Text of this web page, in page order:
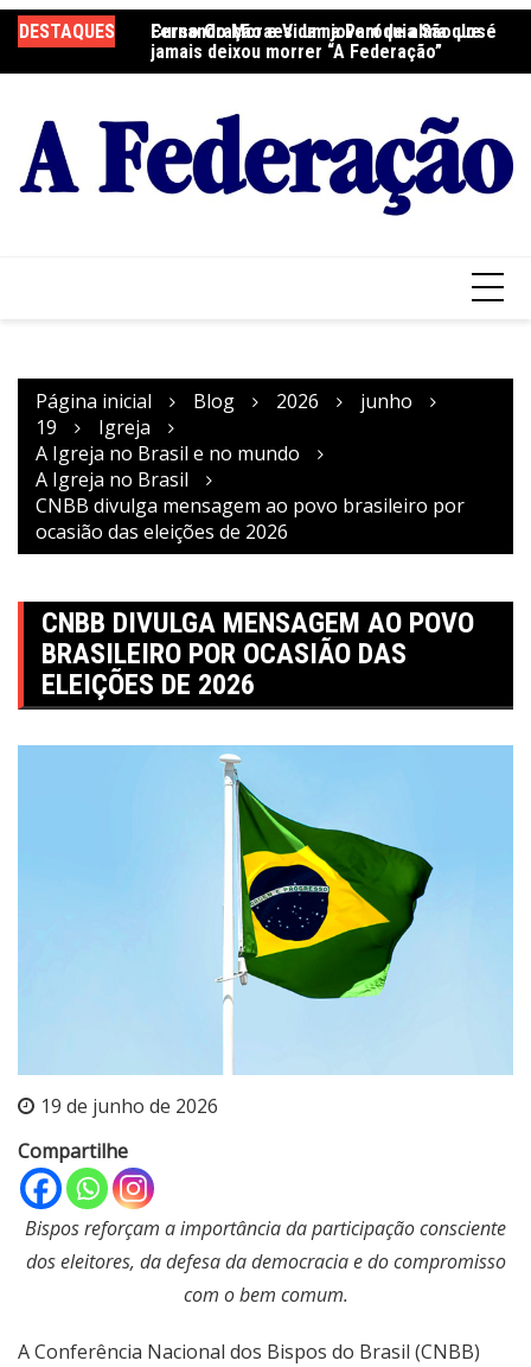
para
o
DESTAQUES
Fernando Moraes: um jovem de alma que
jamais deixou morrer “A Federação”
Curso Oração e Vida na Paróquia São José
Página inicial Blog 2026
junho
19
Igreja
A Igreja no Brasil e no mundo
A Igreja no Brasil
CNBB divulga mensagem ao povo brasileiro por
ocasião das eleições de 2026
CNBB DIVULGA MENSAGEM AO POVO
BRASILEIRO POR OCASIÃO DAS
ELEIÇÕES DE 2026
19 de junho de 2026
Compartilhe
Bispos reforçam a importância da participação consciente
dos eleitores, da defesa da democracia e do compromisso
com o bem comum.
A Conferência Nacional dos Bispos do Brasil (CNBB)